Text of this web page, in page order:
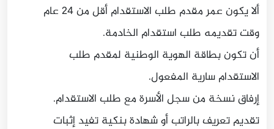
ألا يكون عمر مقدم طلب الاستقدام أقل من 24 عام
وقت تقديمه طلب استقدام الخادمة.
أن تكون بطاقة الهوية الوطنية لمقدم طلب
الاستقدام سارية المفعول.
إرفاق نسخة من سجل الأسرة مع طلب الاستقدام.
تقديم تعريف بالراتب أو شهادة بنكية تفيد إثبات